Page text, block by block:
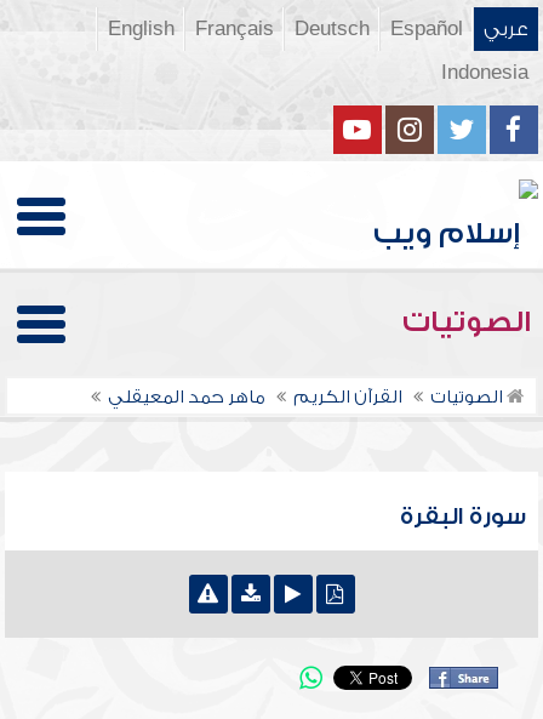
عربي Español
Deutsch
Français
English
Indonesia
الصوتيات
الصوتيات القرآن الكريم ماهر حمد المعيقلي
سورة البقرة